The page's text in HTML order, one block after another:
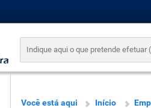
Você está aqui Início